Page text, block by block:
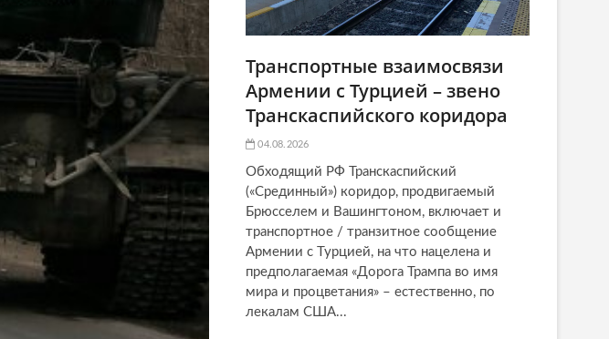
Транспортные взаимосвязи
Армении с Турцией – звено
Транскаспийского коридора
04.08.2026
Обходящий РФ Транскаспийский
(«Срединный») коридор, продвигаемый
Брюсселем и Вашингтоном, включает и
транспортное / транзитное сообщение
Армении с Турцией, на что нацелена и
предполагаемая «Дорога Трампа во имя
мира и процветания» – естественно, по
лекалам США...